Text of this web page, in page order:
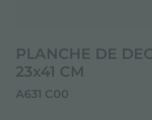
PLANCHE DE
23x41 CM
A631 C00